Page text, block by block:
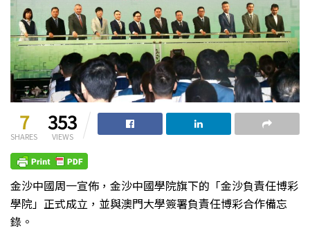
7
SHARES
353
VIEWS
金沙中國周一宣佈，金沙中國學院旗下的「金沙負責任博彩
學院」正式成立，並與澳門大學簽署負責任博彩合作備忘
錄。